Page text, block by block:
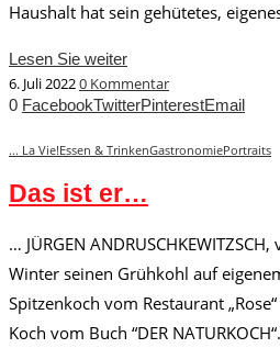
Haushalt hat sein gehütetes,
Lesen Sie weiter
6. Juli 20220 Kommentar
0 FacebookTwitterPinterestEmail
... La Vie!Essen & TrinkenGastronomiePortraits
Das ist er…
… JÜRGEN
Winter seinen Grühkohl auf
Spitzenkoch vom Restaurant
Koch vom Buch “DER